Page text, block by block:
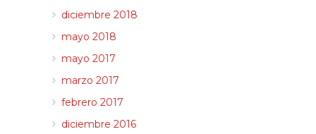
diciembre 2018
mayo 2018
mayo 2017
marzo 2017
febrero 2017
diciembre 2016